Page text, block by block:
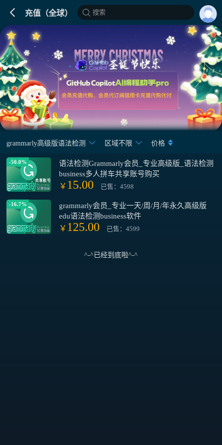
充值（全球） 搜索
grammarly高级版语法检测 区域不限 价格
-50.0%
语法检测Grammarly会员_专业高级版_语法检测
business多人拼车共享账号购买
￥ 15.00 已售：4598
-16.7%
grammarly会员_专业一天/周/月/年永久高级版
edu语法检测business软件
￥ 125.00 已售：4599
^-^已经到底啦^-^